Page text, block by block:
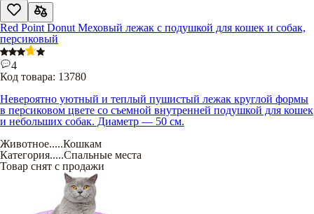
Red Point Donut Меховый лежак с подушкой для кошек и собак,
персиковый
4
Код товара: 13780
Невероятно уютный и теплый пушистый лежак круглой формы
в персиковом цвете со съемной внутренней подушкой для кошек
и небольших собак. Диаметр — 50 см.
Животное.....Кошкам
Категория.....Спальные места
Товар снят с продажи